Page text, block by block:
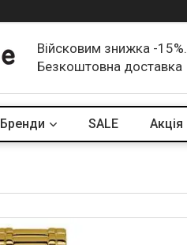
Війсковим знижка -15%.
Безкоштовна доставка
Бренди SALE Акцiя